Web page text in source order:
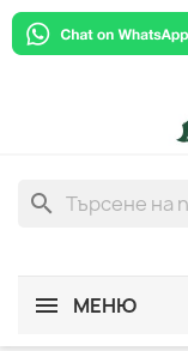
search
МЕНЮ